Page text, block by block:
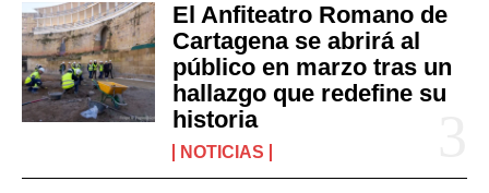
El Anfiteatro Romano de
Cartagena se abrirá al
público en marzo tras un
hallazgo que redefine su
historia
NOTICIAS